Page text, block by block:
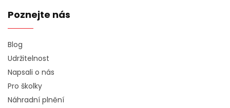
Poznejte nás
Blog
Udržitelnost
Napsali o nás
Pro školky
Náhradní plnění